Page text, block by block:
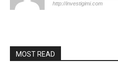
http://investigimi.com
MOST READ